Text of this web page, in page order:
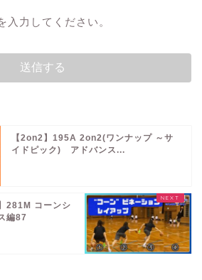
入力してください。
【2on2】195A 2on2(ワンナップ ～サ
イドピック) アドバンス...
281M コーンシ
編87